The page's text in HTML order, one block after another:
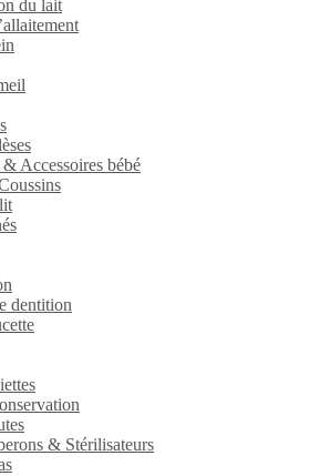
du lait
Accessoires bébé
dentition
& Stérilisateurs